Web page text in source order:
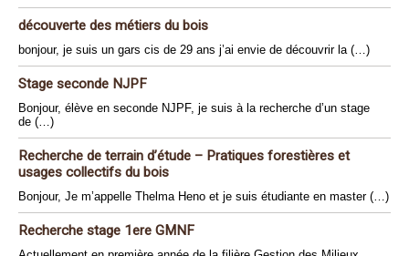
découverte des métiers du bois
bonjour, je suis un gars cis de 29 ans j’ai envie de découvrir la (…)
Stage seconde NJPF
Bonjour, élève en seconde NJPF, je suis à la recherche d’un stage
de (…)
Recherche de terrain d’étude – Pratiques forestières et
usages collectifs du bois
Bonjour, Je m’appelle Thelma Heno et je suis étudiante en master (…)
Recherche stage 1ere GMNF